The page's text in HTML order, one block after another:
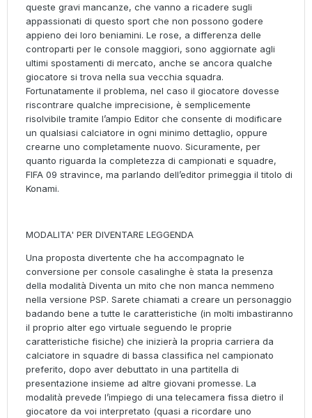
queste gravi mancanze, che vanno a ricadere sugli
appassionati di questo sport che non possono godere
appieno dei loro beniamini. Le rose, a differenza delle
controparti per le console maggiori, sono aggiornate agli
ultimi spostamenti di mercato, anche se ancora qualche
giocatore si trova nella sua vecchia squadra.
Fortunatamente il problema, nel caso il giocatore dovesse
riscontrare qualche imprecisione, è semplicemente
risolvibile tramite l’ampio Editor che consente di modificare
un qualsiasi calciatore in ogni minimo dettaglio, oppure
crearne uno completamente nuovo. Sicuramente, per
quanto riguarda la completezza di campionati e squadre,
FIFA 09 stravince, ma parlando dell’editor primeggia il titolo di
Konami.
MODALITA' PER DIVENTARE LEGGENDA
Una proposta divertente che ha accompagnato le
conversione per console casalinghe è stata la presenza
della modalità Diventa un mito che non manca nemmeno
nella versione PSP. Sarete chiamati a creare un personaggio
badando bene a tutte le caratteristiche (in molti imbastiranno
il proprio alter ego virtuale seguendo le proprie
caratteristiche fisiche) che inizierà la propria carriera da
calciatore in squadre di bassa classifica nel campionato
preferito, dopo aver debuttato in una partitella di
presentazione insieme ad altre giovani promesse. La
modalità prevede l’impiego di una telecamera fissa dietro il
giocatore da voi interpretato (quasi a ricordare uno